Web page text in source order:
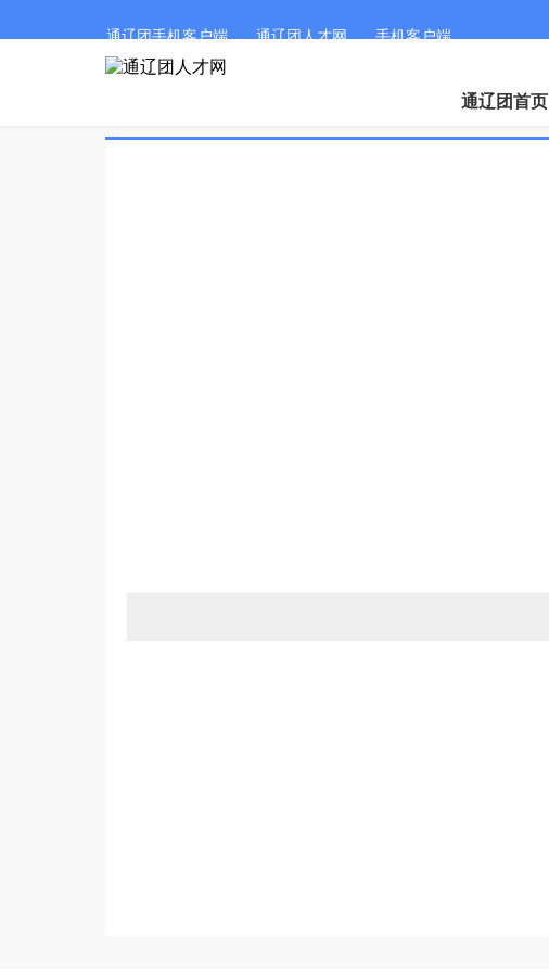
通辽团手机客户端 通辽团人才网 手机客户端
通辽团首页